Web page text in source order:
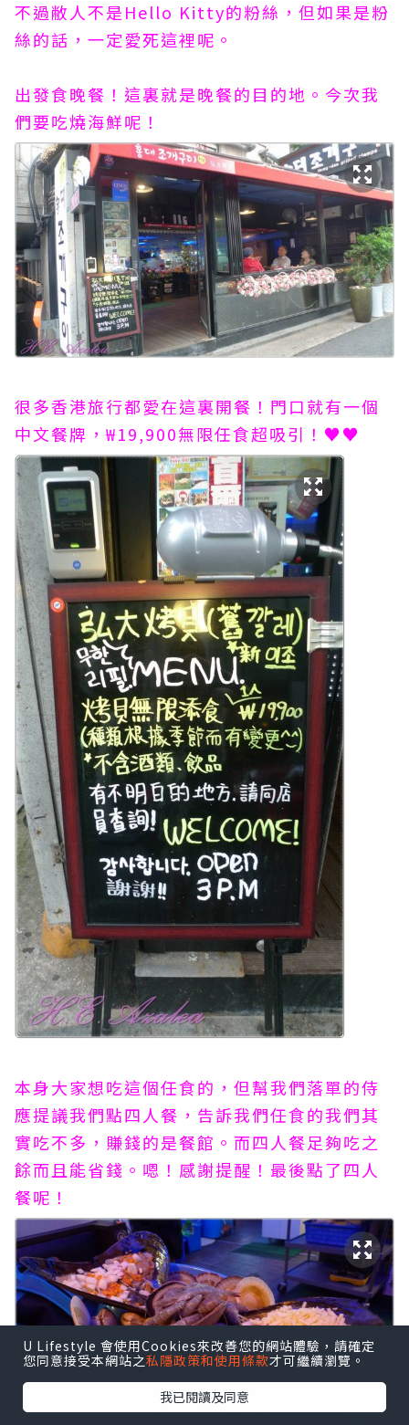
不過敝人不是Hello Kitty的粉絲，但如果是粉
絲的話，一定愛死這裡呢。
出發食晚餐！這裏就是晚餐的目的地。今次我
們要吃燒海鮮呢！
很多香港旅行都愛在這裏開餐！門口就有一個
中文餐牌，₩19,900無限任食超吸引！♥♥
本身大家想吃這個任食的，但幫我們落單的侍
應提議我們點四人餐，告訴我們任食的我們其
實吃不多，賺錢的是餐館。而四人餐足夠吃之
餘而且能省錢。嗯！感謝提醒！最後點了四人
餐呢！
U Lifestyle 會使用Cookies來改善您的網站體驗，請確定
您同意接受本網站之私隱政策和使用條款才可繼續瀏覽。
我已閱讀及同意